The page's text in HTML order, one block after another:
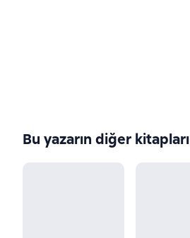
Bu yazarın diğer kitapları